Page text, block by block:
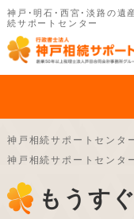
神戸･明石･西宮･淡路の遺
続サポートセンター
神戸相続サポートセンタ
神戸相続サポートセン
もうす